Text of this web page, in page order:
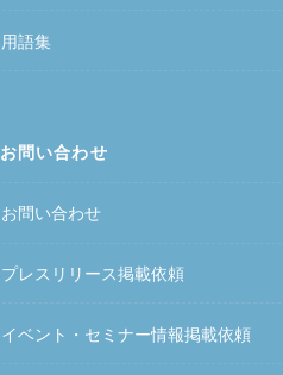
用語集
お問い合わせ
お問い合わせ
プレスリリース掲載依頼
イベント・セミナー情報掲載依頼